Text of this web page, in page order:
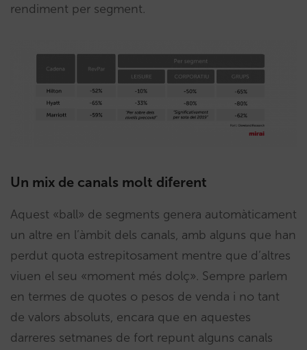
rendiment per segment.
Un mix de canals molt diferent
Aquest «ball» de segments genera automàticament
un altre en l’àmbit dels canals, amb alguns que han
perdut quota estrepitosament mentre que d’altres
viuen el seu «moment més dolç». Sempre parlem
en termes de quotes o pesos de venda i no tant
de valors absoluts, encara que en aquestes
darreres setmanes de fort repunt alguns canals